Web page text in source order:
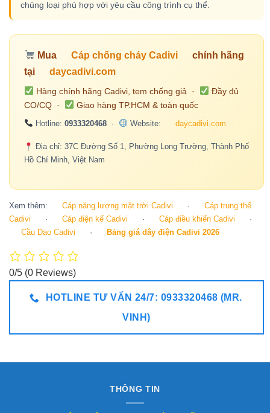
chủng loại phù hợp với yêu cầu công trình cụ thể.
Mua Cáp chống cháy Cadivi
chính hãng
tại
daycadivi.com
Hàng chính hãng Cadivi, tem chống giả ·
Đầy đủ
CO/CQ ·
Giao hàng TP.HCM & toàn quốc
Hotline: 0933320468· Website: daycadivi.com
Địa chỉ: 37C Đường Số 1, Phường Long Trường, Thành Phố
Hồ Chí Minh, Việt Nam
Xem thêm: Cáp năng lượng mặt trời Cadivi ·
Cáp trung thế
Cadivi
· Cáp điện kế Cadivi · Cáp điều khiển Cadivi
·
Cầu Dao Cadivi
· Bảng giá dây điện Cadivi 2026
0/5 (0 Reviews)
HOTLINE TƯ VẤN 24/7: 0933320468 (MR.
VINH)
THÔNG TIN